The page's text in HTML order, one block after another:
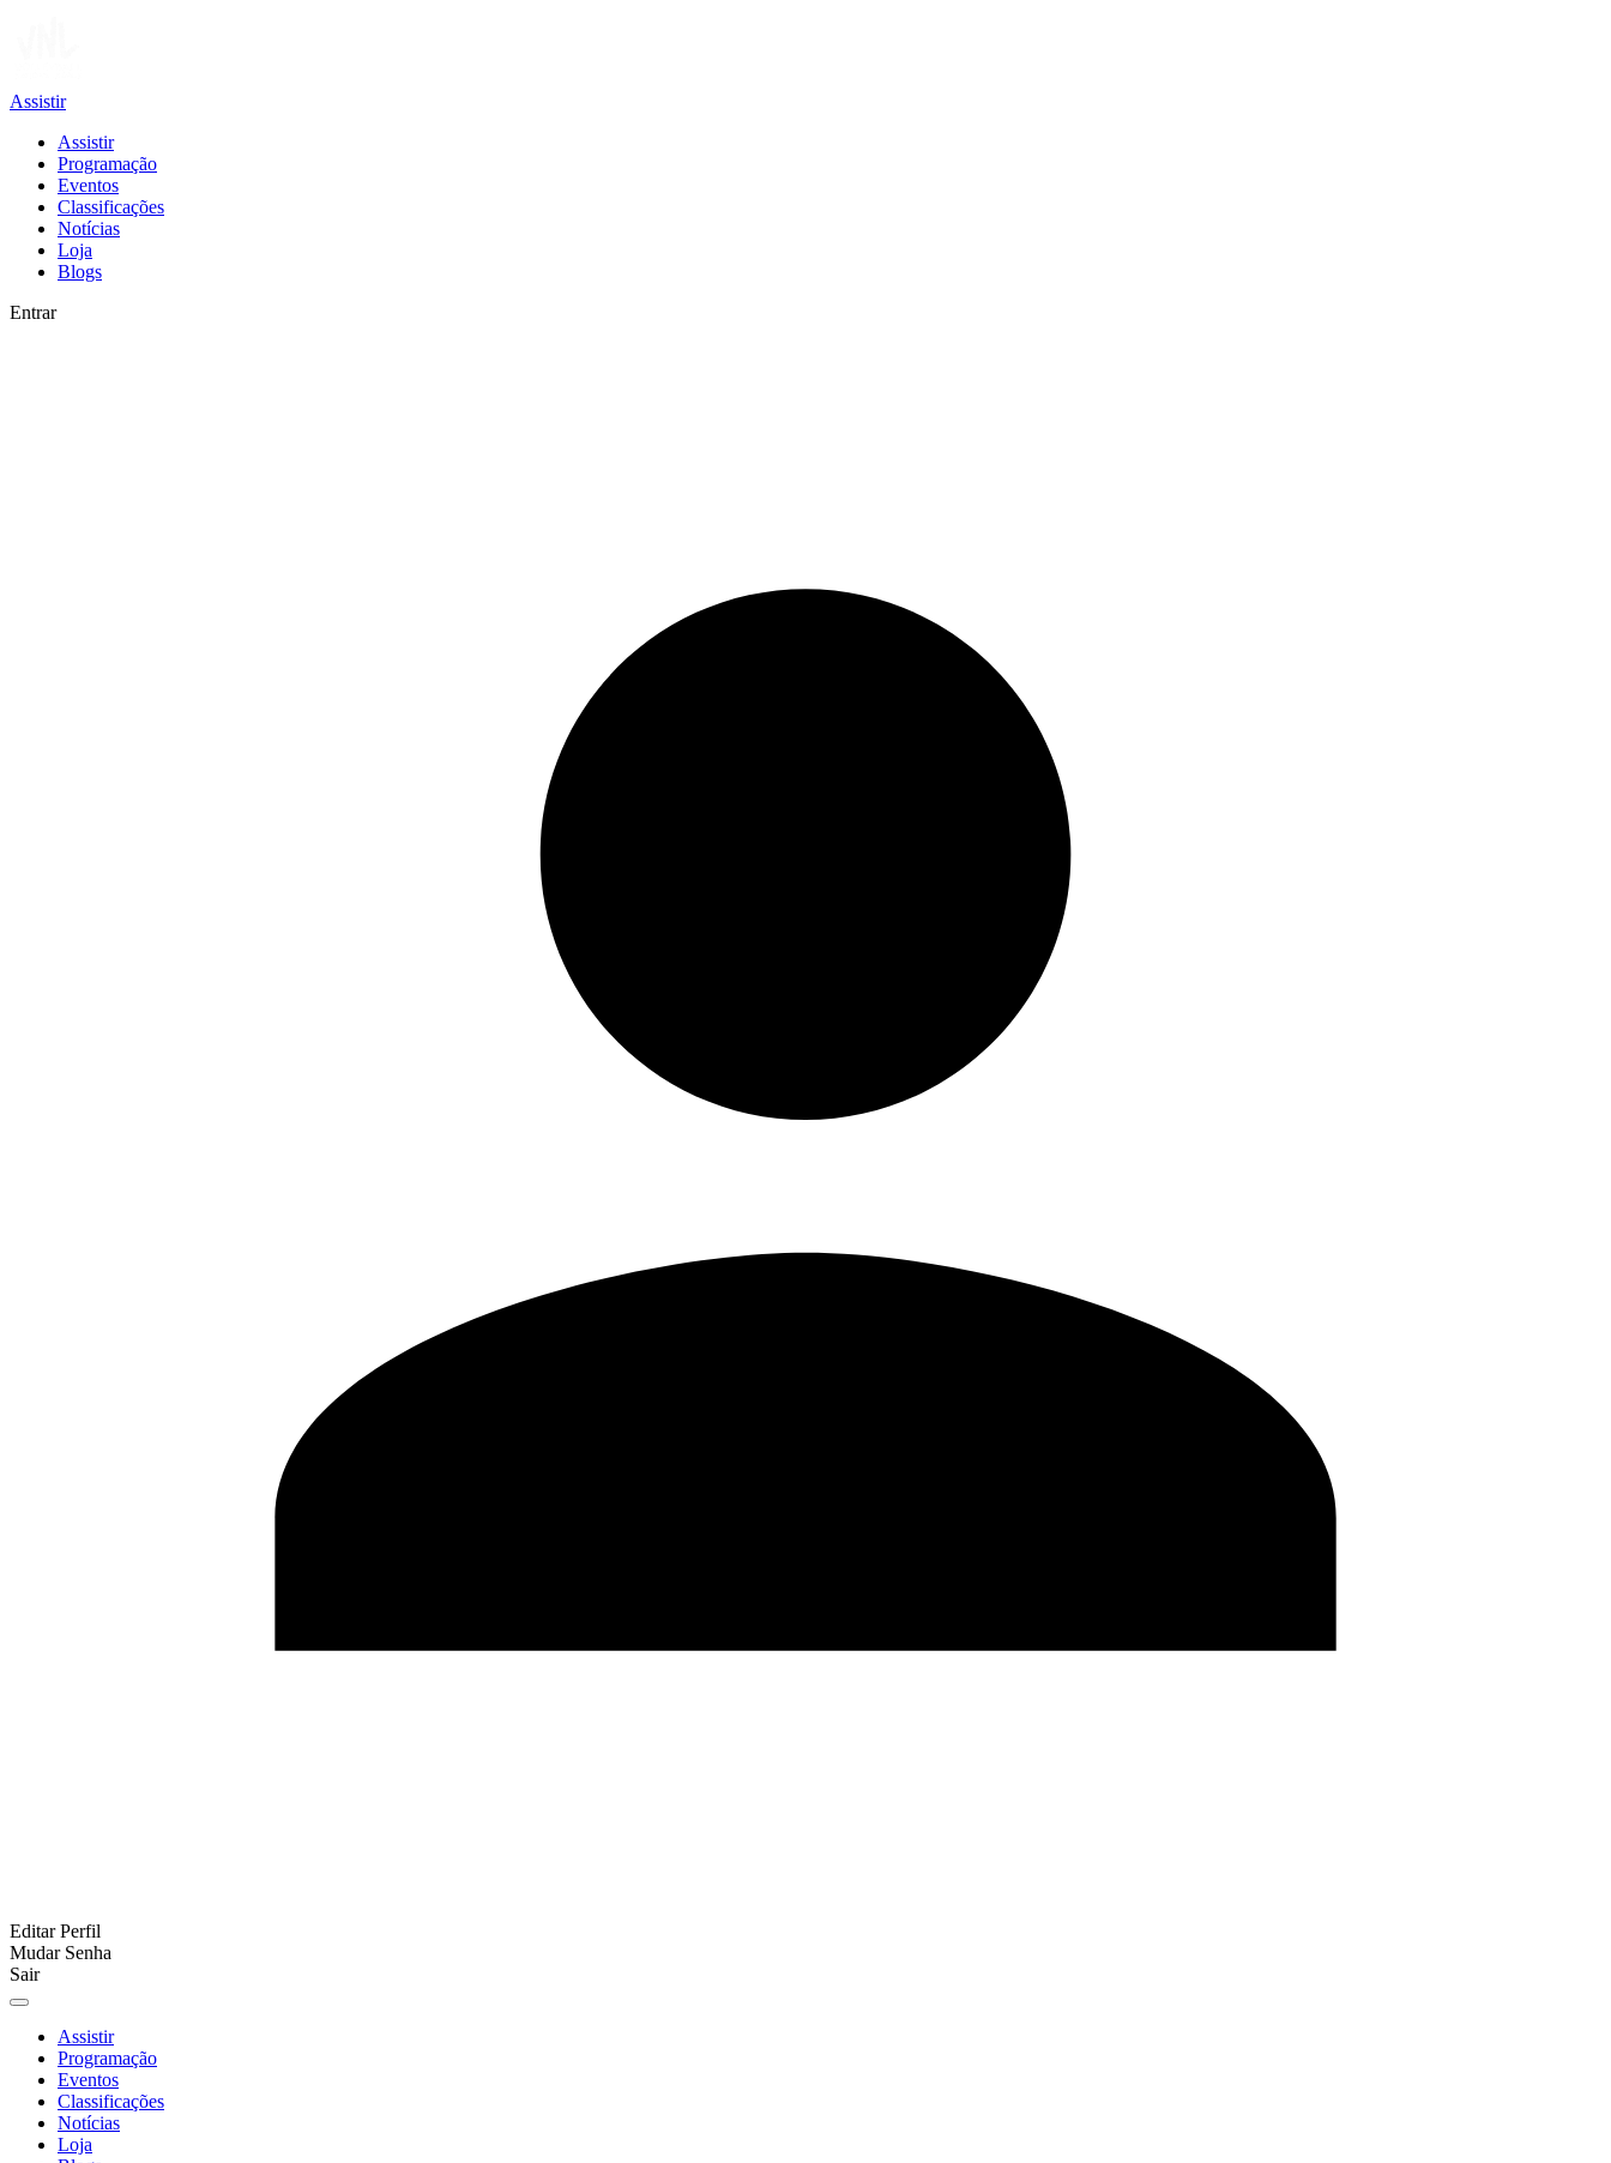
Assistir
Assistir
Programação
Eventos
Classificações
Notícias
Loja
Blogs
Entrar
Editar Perfil
Mudar Senha
Sair
Assistir
Programação
Eventos
Classificações
Notícias
Loja